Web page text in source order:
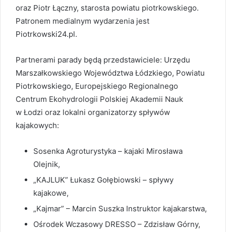
oraz Piotr Łączny, starosta powiatu piotrkowskiego.
Patronem medialnym wydarzenia jest
Piotrkowski24.pl.
Partnerami parady będą przedstawiciele: Urzędu
Marszałkowskiego Województwa Łódzkiego, Powiatu
Piotrkowskiego, Europejskiego Regionalnego
Centrum Ekohydrologii Polskiej Akademii Nauk
w Łodzi oraz lokalni organizatorzy spływów
kajakowych:
Sosenka Agroturystyka – kajaki Mirosława
Olejnik,
„KAJLUK” Łukasz Gołębiowski – spływy
kajakowe,
„Kajmar” – Marcin Suszka Instruktor kajakarstwa,
Ośrodek Wczasowy DRESSO – Zdzisław Górny,